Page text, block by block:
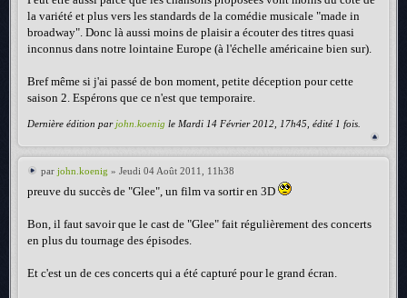
la variété et plus vers les standards de la comédie musicale "made in
broadway". Donc là aussi moins de plaisir a écouter des titres quasi
inconnus dans notre lointaine Europe (à l'échelle américaine bien sur).
Bref même si j'ai passé de bon moment, petite déception pour cette
saison 2. Espérons que ce n'est que temporaire.
Dernière édition par john.koenig le Mardi 14 Février 2012, 17h45, édité 1 fois.
par john.koenig » Jeudi 04 Août 2011, 11h38
preuve du succès de "Glee", un film va sortir en 3D
Bon, il faut savoir que le cast de "Glee" fait régulièrement des concerts
en plus du tournage des épisodes.
Et c'est un de ces concerts qui a été capturé pour le grand écran.